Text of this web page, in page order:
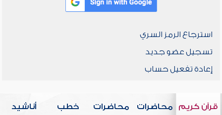
استرجاع الرمز السري
تسجيل عضو جديد
إعادة تفعيل حساب
قرآن كريم
محاضرات
محاضرات
خطب
أناشيد